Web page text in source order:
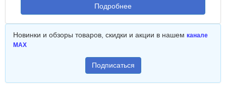
Подробнее
Новинки и обзоры товаров, скидки и акции в нашем канале
MAX
Подписаться